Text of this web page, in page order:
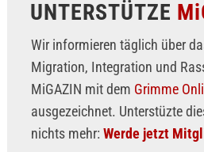
UNTERSTÜTZE
Wir informieren täglich über
Migration, Integration und
MiGAZIN mit dem Grimme
ausgezeichnet. Unterstüzte
nichts mehr: Werde jetzt